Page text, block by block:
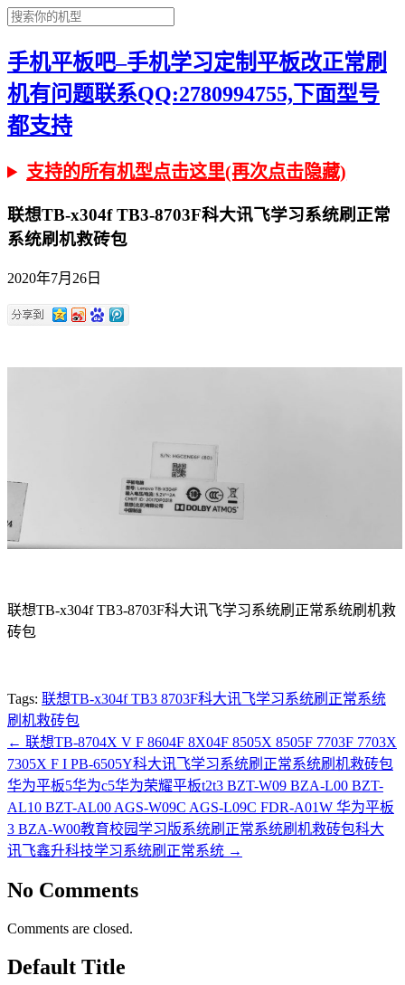
手机平板吧–手机学习定制平板改正常刷
机有问题联系QQ:2780994755,下面型号
都支持
支持的所有机型点击这里(再次点击隐藏)
联想TB-x304f TB3-8703F科大讯飞学习系统刷正常
系统刷机救砖包
2020年7月26日
联想TB-x304f TB3-8703F科大讯飞学习系统刷正常系统刷机救
砖包
Tags: 联想TB-x304f TB3 8703F科大讯飞学习系统刷正常系统
刷机救砖包
← 联想TB-8704X V F 8604F 8X04F 8505X 8505F 7703F 7703X
7305X F I PB-6505Y科大讯飞学习系统刷正常系统刷机救砖包
华为平板5华为c5华为荣耀平板t2t3 BZT-W09 BZA-L00 BZT-
AL10 BZT-AL00 AGS-W09C AGS-L09C FDR-A01W 华为平板
3 BZA-W00教育校园学习版系统刷正常系统刷机救砖包科大
讯飞鑫升科技学习系统刷正常系统 →
No Comments
Comments are closed.
Default Title